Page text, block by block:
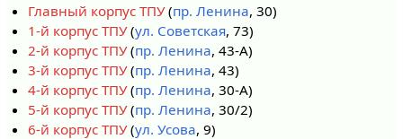
Главный корпус ТПУ(пр. Ленина, 30)
1-й корпус ТПУ(ул. Советская, 73)
2-й корпус ТПУ(пр. Ленина, 43-А)
3-й корпус ТПУ(пр. Ленина, 43)
4-й корпус ТПУ(пр. Ленина, 30-А)
5-й корпус ТПУ(пр. Ленина, 30/2)
6-й корпус ТПУ(ул. Усова, 9)